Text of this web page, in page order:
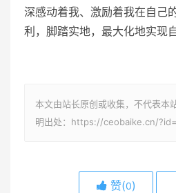
深感动着我、激励着我在自己
利，脚踏实地，最大化地实现
本文由站长原创或收集，不代表本
明出处：https://ceobaike.cn/
赞(0)